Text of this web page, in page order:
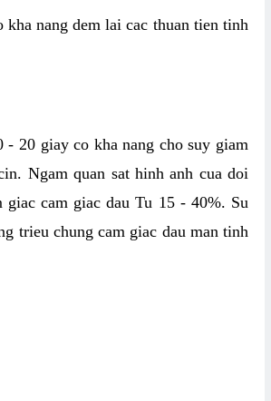
nang dem lai cac thuan tien tinh
20 giay co kha nang cho suy giam
Ngam quan sat hinh anh cua doi
giac cam giac dau Tu 15 - 40%. Su
trieu chung cam giac dau man tinh